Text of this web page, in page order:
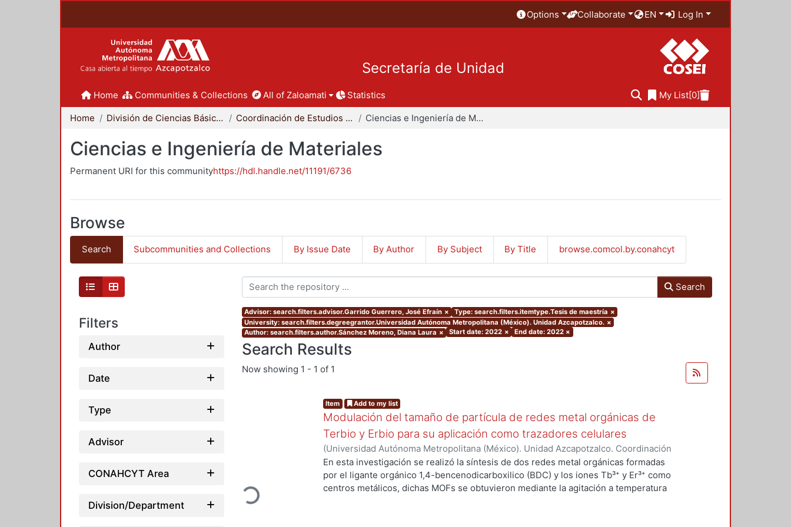
Options Collaborate EN Log In
Secretaría de Unidad
Home Communities & Collections All of Zaloamati Statistics My List[0]
Home División de Ciencias Básicas e Ingeniería Coordinación de Estudios de Posgrado - CBI Ciencias e Ingeniería de Materiales
Ciencias e Ingeniería de Materiales
Permanent URI for this communityhttps://hdl.handle.net/11191/6736
Browse
Search Subcommunities and Collections By Issue Date By Author By Subject By Title browse.comcol.by.conahcyt
Filters
Author
Date
Type
Advisor
CONAHCYT Area
Division/Department
Search
Advisor: search.filters.advisor.Garrido Guerrero, José Efraín × Type: search.filters.itemtype.Tesis de maestría ×
University: search.filters.degreegrantor.Universidad Autónoma Metropolitana (México). Unidad Azcapotzalco. ×
Author: search.filters.author.Sánchez Moreno, Diana Laura × Start date: 2022 × End date: 2022 ×
Search Results
Now showing 1 - 1 of 1
Loading...
Item Add to my list
Modulación del tamaño de partícula de redes metal orgánicas de
Terbio y Erbio para su aplicación como trazadores celulares
(Universidad Autónoma Metropolitana (México). Unidad Azcapotzalco. Coordinación
de Servicios de Información.,2022)Sánchez Moreno, Diana Laura
En esta investigación se realizó la síntesis de dos redes metal orgánicas formadas
por el ligante orgánico 1,4-bencenodicarboxilico (BDC) y los iones Tb³⁺ y Er³⁺ como
centros metálicos, dichas MOFs se obtuvieron mediante la agitación a temperatura